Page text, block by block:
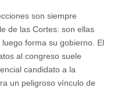
son siempre
de las Cortes: son ellas
forma su gobierno. El
al congreso suele
candidato a la
un peligroso vínculo de